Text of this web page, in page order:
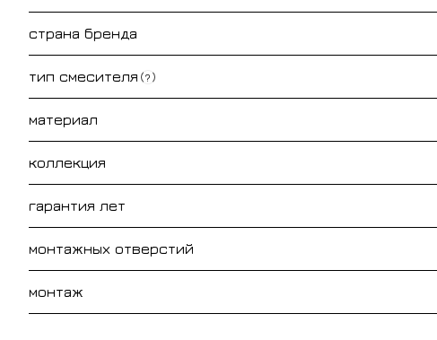
страна бренда
тип смесителя ?
материал
коллекция
гарантия лет
монтажных отверстий
монтаж